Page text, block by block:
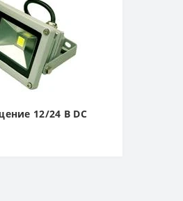
12/24 В DC